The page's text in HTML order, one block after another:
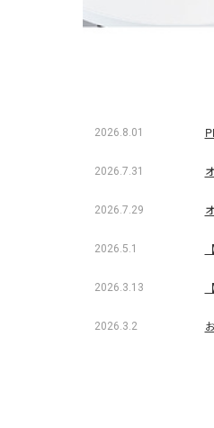
2026.8.01
2026.7.31
2026.7.29
2026.5.1
2026.3.13
2026.3.2